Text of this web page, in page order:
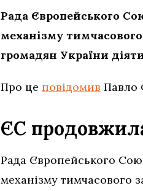
Рада Європейського
механізму
громадян України
Про це повідомив Павло
ЄС
Рада Європейського
механізму тимчасового